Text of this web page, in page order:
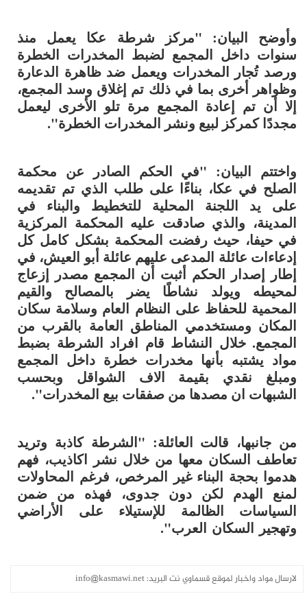
وأوضح البيان: "مركز شرطة عكا يعمل منذ
سنوات داخل المجمع لضبط المخدرات الخطرة
ورصد تُجار المخدرات ويعمل ضد ظاهرة الدعارة
وظواهر أخرى بما في ذلك تم إغلاق وسد المجمع،
إلا أن تم إعادة المجمع مرة تلو الأخرى ليعمل
مجددًا كمركز لبيع ونشر المخدرات الخطرة".
واختتم البيان: "في الحكم الصادر عن محكمة
الصلح في عكا، بناءًا على طلب الذي تم تقديمه
على يد اللجنة المحلية للتخطيط والبناء في
المدينة، والذي صادقت عليه المحكمة المركزية
في حيفا، حيث رفضت المحكمة بشكل كامل كل
إدعاءات عائلة المدعى عليهم عائلة أبو العيش، في
إطار إصدار الحكم أثبت أن المجمع مصدر إزعاج
لمحيطه ويولد نشاطًا يضر بالمصالح والقيم
المحمية للحفاظ على النظام العام وسلامة سكان
المكان ومستخدمي المناطق العامة بالقرب من
المجمع. خلال النشاط قام افراد الشرطة بضبط
مواد يشتبه بأنها مخدرات خطرة داخل المجمع
ومبلغ نقدي بقيمة الاف الشواقل وبحسب
الشبهات ان مصدها من صفقات بيع المخدرات".
من جانبها، قالت العائلة: "الشرطة كاذبة وتريد
تعاطف السكان معها من خلال نشر اكاذيب، فهم
هدموا بحجة البناء غير المرخص، فرغم المحاولات
لمنع الهدم لكن دون جدوى، فهذه من ضمن
السياسات الظالمة للإستيلاء على الأراضي
وتهجير السكان العرب".
لارسال مواد واخبار لموقع قسماوي نت البريد:info@kasmawi.net